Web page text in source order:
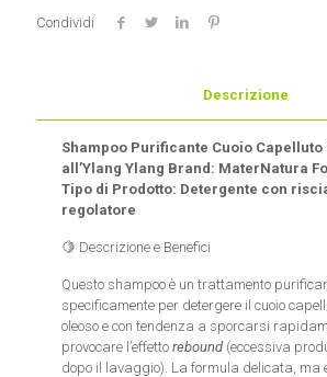
quantità
Condividi
Descrizione
Shampoo Purificante Cuoio Capelluto
all’Ylang Ylang Brand: MaterNatura
Tipo di Prodotto: Detergente con
regolatore
🍋 Descrizione e Benefici
Questo shampoo è un trattamento
specificamente per detergere il cuoio
oleoso e con tendenza a sporcarsi
provocare l’effettorebound(eccessiva
dopo il lavaggio). La formula delicata, ma